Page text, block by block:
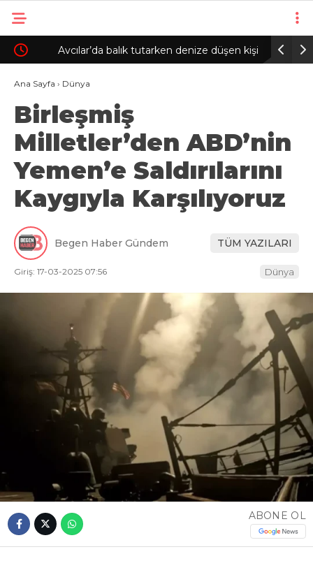
Avcılar’da balık tutarken denize düşen kişi
hayatını kaybetti
Ana Sayfa › Dünya
Birleşmiş
Milletler’den ABD’nin
Yemen’e Saldırılarını
Kaygıyla Karşılıyoruz
Begen Haber Gündem TÜM YAZILARI
Giriş: 17-03-2025 07:56 Dünya
ABONE OL